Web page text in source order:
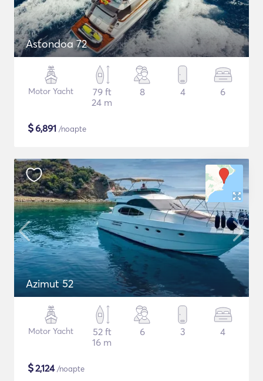
Astondoa 72
Motor Yacht
79 ft
24 m
8 4 6
$6,891 /noapte
Azimut 52
Motor Yacht
52 ft
16 m
6 3 4
$2,124/noapte